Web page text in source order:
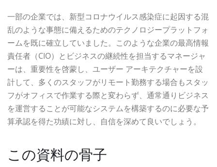
一部の企業では、新型コロナウイルス感染症に起因する混
乱のような事態に備えるためのテクノロジープラットフォ
ームを既に確立していました。このような企業の最高情報
責任者（CIO）とビジネスの継続性を担当するマネージャ
ーは、重要性を啓蒙し、ユーザー アーキテクチャーを設
計して、多くのスタッフがリモート勤務する場合もスタッ
フがオフィスで作業する際と変わらず、通常通りビジネス
を運営することが可能なシステムを構築するのに必要な予
算承認を得た功績に対し、自信を深めて良いでしょう。
この資料の骨子